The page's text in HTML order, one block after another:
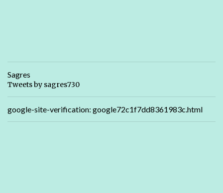
Sagres
Tweets by sagres730
google-site-verification: google72c1f7dd8361983c.html